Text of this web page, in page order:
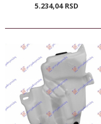
5.234,04 RSD